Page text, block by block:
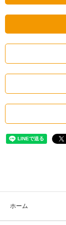
ホーム